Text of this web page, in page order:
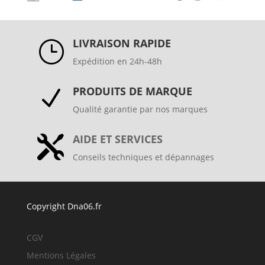
} LIVRAISON RAPIDE
Expédition en 24h-48h
N PRODUITS DE MARQUE
Qualité garantie par nos marques
 AIDE ET SERVICES
Conseils techniques et dépannages
Copyright Dna06.fr
CGV
Mentions Légales